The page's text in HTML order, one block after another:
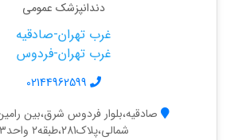
دندانپزشک عمومی
غرب تهران-صادقیه
غرب تهران-فردوس
02144962599
صادقیه،بلوار فردوس شرق،بین
شمالی،پلاک281،طبقه۲ واحد۳